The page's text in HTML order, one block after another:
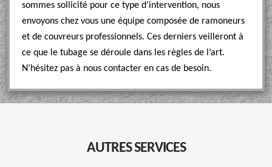
sommes sollicité pour ce type d’intervention, nous
envoyons chez vous une équipe composée de ramoneurs
et de couvreurs professionnels. Ces derniers veilleront à
ce que le tubage se déroule dans les règles de l’art.
N’hésitez pas à nous contacter en cas de besoin.
AUTRES SERVICES